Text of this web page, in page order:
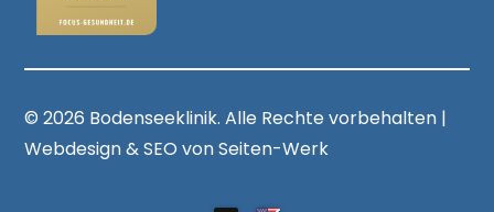
© 2026 Bodenseeklinik. Alle Rechte vorbehalten |
Webdesign & SEO von Seiten-Werk